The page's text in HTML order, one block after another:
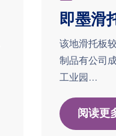
即墨滑
该地滑托板
制品有公司
工业园...
阅读更